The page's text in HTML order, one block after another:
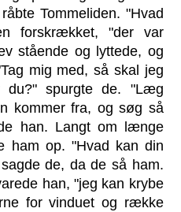
Tommeliden. "Hvad
forskrækket, "der var
stående og lyttede, og
mig med, så skal jeg
spurgte de. "Læg
kommer fra, og søg så
han. Langt om længe
ham op. "Hvad kan din
de, da de så ham.
han, "jeg kan krybe
for vinduet og række